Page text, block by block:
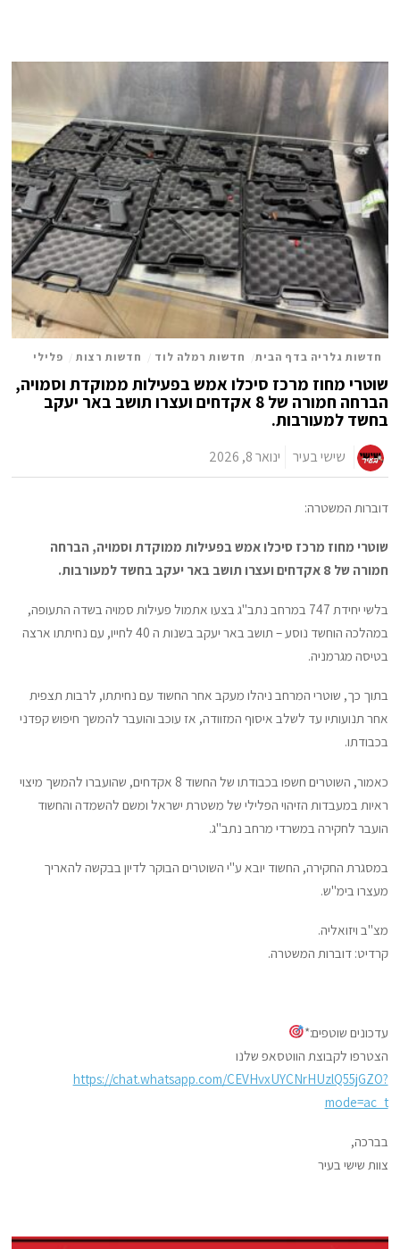
חדשות גלריה בדף הבית חדשות רמלה לוד חדשות רצות פלילי
שוטרי מחוז מרכז סיכלו אמש בפעילות ממוקדת וסמויה,
הברחה חמורה של 8 אקדחים ועצרו תושב באר יעקב
בחשד למעורבות.
שישי בעיר ינואר 8, 2026
דוברות המשטרה:
שוטרי מחוז מרכז סיכלו אמש בפעילות ממוקדת וסמויה, הברחה
חמורה של 8 אקדחים ועצרו תושב באר יעקב בחשד למעורבות.
בלשי יחידת 747 במרחב נתב"ג בצעו אתמול פעילות סמויה בשדה התעופה,
במהלכה הוחשד נוסע – תושב באר יעקב בשנות ה 40 לחייו, עם נחיתתו ארצה
בטיסה מגרמניה.
בתוך כך, שוטרי המרחב ניהלו מעקב אחר החשוד עם נחיתתו, לרבות תצפית
אחר תנועותיו עד לשלב איסוף המזוודה, אז עוכב והועבר להמשך חיפוש קפדני
בכבודתו.
כאמור, השוטרים חשפו בכבודתו של החשוד 8 אקדחים, שהועברו להמשך מיצוי
ראיות במעבדות הזיהוי הפלילי של משטרת ישראל ומשם להשמדה והחשוד
הועבר לחקירה במשרדי מרחב נתב"ג.
במסגרת החקירה, החשוד יובא ע"י השוטרים הבוקר לדיון בבקשה להאריך
מעצרו בימ"ש.
מצ"ב ויזואליה.
קרדיט: דוברות המשטרה.
עדכונים שוטפים:*
הצטרפו לקבוצת הווטסאפ שלנו
https://chat.whatsapp.com/CEVHvxUYCNrHUzlQ55jGZO?
mode=ac_t
בברכה,
צוות שישי בעיר